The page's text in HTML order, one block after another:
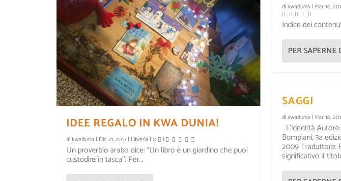
IDEE REGALO IN KWA DUNIA!
di kwadunia | Dic 21, 2017| Libreria | 0 |
Un proverbio arabo dice: “Un libro è un giardino che puoi
custodire in tasca”. Per...
di kwadunia | Mar 16,
Indice dei
PER SAPERNE
SAGGI
di kwadunia | Mar 16,
L’identità
Bompiani, 3a
2009 Traduttore:
significativo il